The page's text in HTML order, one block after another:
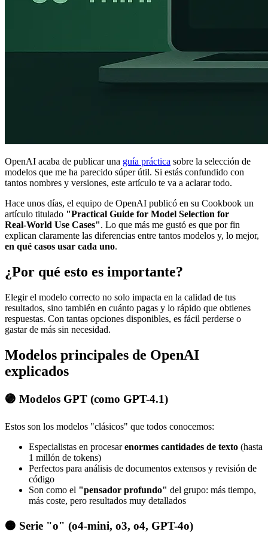
OpenAI acaba de publicar una guía práctica sobre la selección de
modelos que me ha parecido súper útil. Si estás confundido con
tantos nombres y versiones, este artículo te va a aclarar todo.
Hace unos días, el equipo de OpenAI publicó en su Cookbook un
artículo titulado "Practical Guide for Model Selection for
Real‑World Use Cases". Lo que más me gustó es que por fin
explican claramente las diferencias entre tantos modelos y, lo mejor,
en qué casos usar cada uno.
¿Por qué esto es importante?
Elegir el modelo correcto no solo impacta en la calidad de tus
resultados, sino también en cuánto pagas y lo rápido que obtienes
respuestas. Con tantas opciones disponibles, es fácil perderse o
gastar de más sin necesidad.
Modelos principales de OpenAI
explicados
🟣 Modelos GPT (como GPT-4.1)
Estos son los modelos "clásicos" que todos conocemos:
Especialistas en procesarenormes cantidades de texto (hasta
1 millón de tokens)
Perfectos para análisis de documentos extensos y revisión de
código
Son como el "pensador profundo" del grupo: más tiempo,
más coste, pero resultados muy detallados
🟠 Serie "o" (o4-mini, o3, o4, GPT-4o)